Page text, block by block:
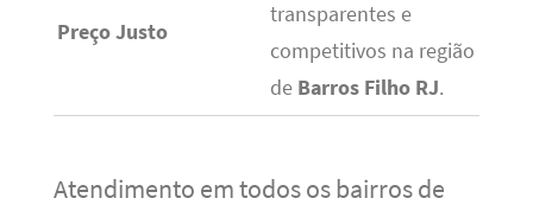
Preço Justo
transparentes e
competitivos na região
de Barros Filho RJ.
Atendimento em todos os bairros de